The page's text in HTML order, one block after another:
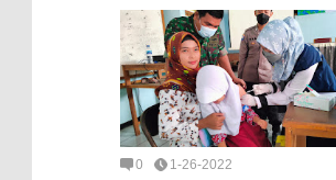
0 1-26-2022